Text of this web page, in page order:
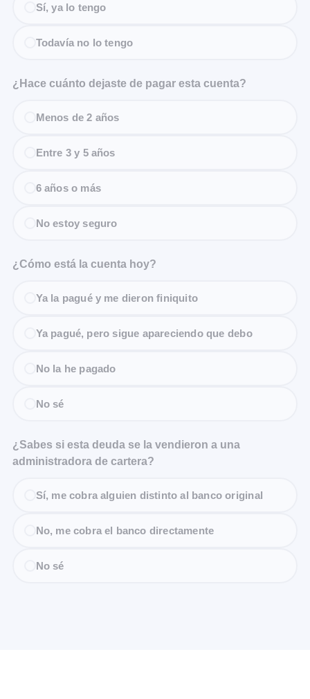
Sí, ya lo tengo
Todavía no lo tengo
¿Hace cuánto dejaste de pagar esta cuenta?
Menos de 2 años
Entre 3 y 5 años
6 años o más
No estoy seguro
¿Cómo está la cuenta hoy?
Ya la pagué y me dieron finiquito
Ya pagué, pero sigue apareciendo que debo
No la he pagado
No sé
¿Sabes si esta deuda se la vendieron a una
administradora de cartera?
Sí, me cobra alguien distinto al banco original
No, me cobra el banco directamente
No sé